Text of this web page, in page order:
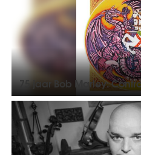
75 jaar Bob Marley: